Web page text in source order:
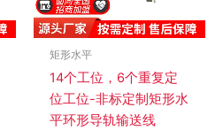
矩形水平
14个工位，6个重复定
位工位-非标定制矩形水
平环形导轨输送线